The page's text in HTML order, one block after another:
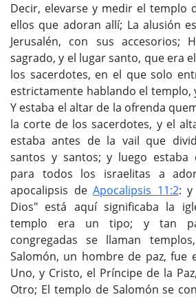
Decir, elevarse y medir el templo
ellos que adoran allí; La alusión
Jerusalén, con sus accesorios;
sagrado, y el lugar santo, que era
los sacerdotes, en el que solo
estrictamente hablando el templo,
Y estaba el altar de la ofrenda
la corte de los sacerdotes, y el
estaba antes de la vail que
santos y santos; y luego
para todos los israelitas a
apocalipsis de Apocalipsis 11:2: y
Dios" está aquí significaba la
templo era un tipo; y tan
congregadas se llaman templos,
Salomón, un hombre de paz, fue
Uno, y Cristo, el Príncipe de la
Otro; El templo de Salomón se